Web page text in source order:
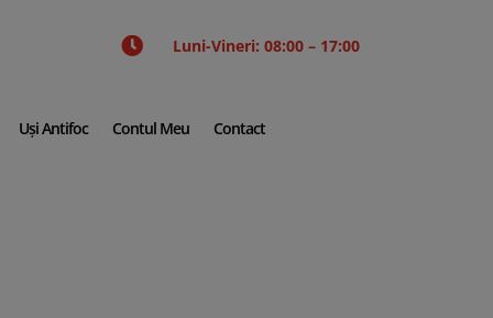
 Luni-Vineri: 08:00 – 17:00
Uși Antifoc Contul Meu Contact